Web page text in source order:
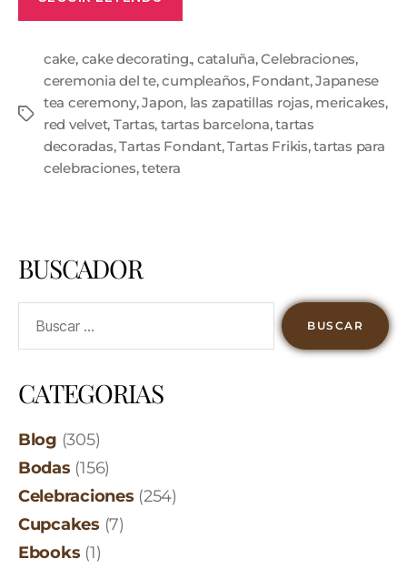
cake, cake decorating., cataluña,Celebraciones,
ceremonia del te,cumpleaños, Fondant,Japanese
tea ceremony,Japon, las zapatillas rojas, mericakes,
red velvet, Tartas, tartas barcelona,tartas
decoradas,Tartas Fondant,Tartas Frikis,tartas para
celebraciones,tetera
BUSCADOR
CATEGORIAS
Blog (305)
Bodas (156)
Celebraciones (254)
Cupcakes (7)
Ebooks (1)